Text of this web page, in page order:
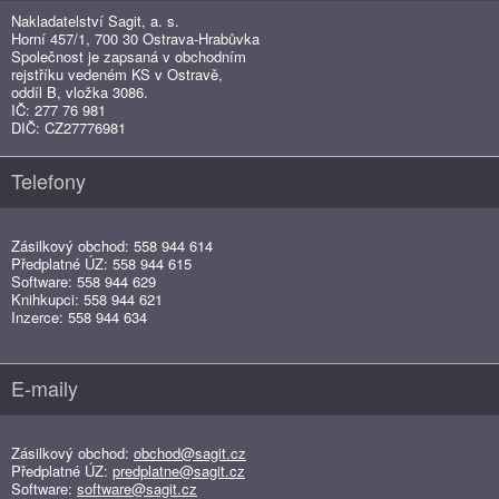
Nakladatelství Sagit, a. s.
Horní 457/1, 700 30 Ostrava-Hrabůvka
Společnost je zapsaná v obchodním
rejstříku vedeném KS v Ostravě,
oddíl B, vložka 3086.
IČ: 277 76 981
DIČ: CZ27776981
Telefony
Zásilkový obchod: 558 944 614
Předplatné ÚZ: 558 944 615
Software: 558 944 629
Knihkupci: 558 944 621
Inzerce: 558 944 634
E-maily
Zásilkový obchod: obchod@sagit.cz
Předplatné ÚZ: predplatne@sagit.cz
Software: software@sagit.cz